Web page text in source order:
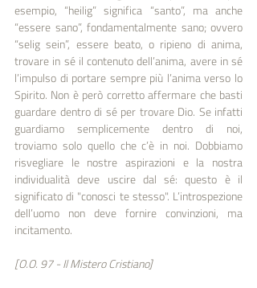
esempio, “heilig” significa “santo”, ma anche
“essere sano”, fondamentalmente sano; ovvero
“selig sein”, essere beato, o ripieno di anima,
trovare in sé il contenuto dell’anima, avere in sé
l’impulso di portare sempre più l’anima verso lo
Spirito. Non è però corretto affermare che basti
guardare dentro di sé per trovare Dio. Se infatti
guardiamo semplicemente dentro di noi,
troviamo solo quello che c’è in noi. Dobbiamo
risvegliare le nostre aspirazioni e la nostra
individualità deve uscire dal sé: questo è il
significato di "conosci te stesso". L’introspezione
dell’uomo non deve fornire convinzioni, ma
incitamento.
[O.O. 97 - Il Mistero Cristiano]